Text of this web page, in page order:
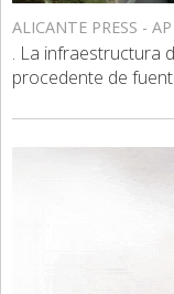
ALICANTE PRESS - AP
. La infraestructura
procedente de